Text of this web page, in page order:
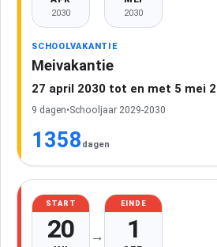
2030 2030
SCHOOLVAKANTIE
Meivakantie
27 april 2030 tot en met 5 mei
9 dagen•Schooljaar 2029-2030
1358 dagen
START
20 →
EINDE
1